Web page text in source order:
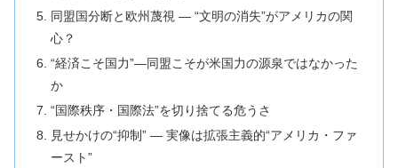
同盟国分断と欧州蔑視 ― “文明の消失”がアメリカの関
心？
“経済こそ国力”―同盟こそが米国力の源泉ではなかった
か
“国際秩序・国際法”を切り捨てる危うさ
見せかけの“抑制” ― 実像は拡張主義的“アメリカ・ファ
ースト”